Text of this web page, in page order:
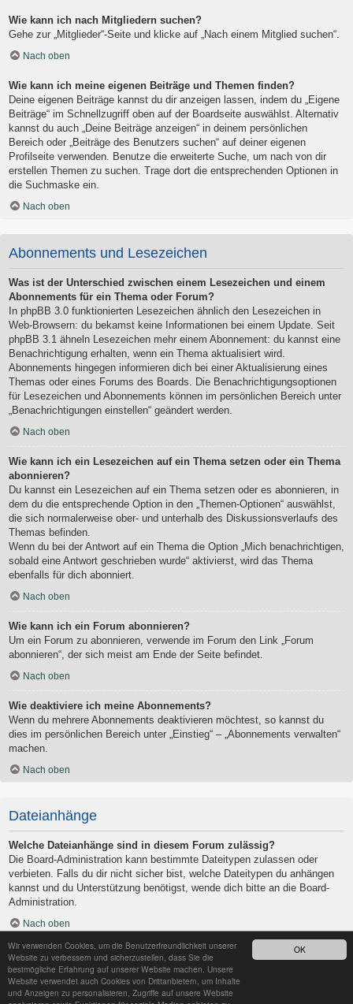
OK
Wir verwenden Cookies, um die Benutzerfreundlichkeit unserer
Website zu verbessern und sicherzustellen, dass Sie die
bestmögliche Erfahrung auf unserer Website machen. Unsere
Website verwendet auch Cookies von Drittanbietern, um Inhalte
und Anzeigen zu personalisieren, Zugriffe auf unsere Website
Wie kann ich nach Mitgliedern suchen?
Gehe zur „Mitglieder“-Seite und klicke auf „Nach einem Mitglied suchen“.
Nach oben
Wie kann ich meine eigenen Beiträge und Themen finden?
Deine eigenen Beiträge kannst du dir anzeigen lassen, indem du „Eigene
Beiträge“ im Schnellzugriff oben auf der Boardseite auswählst. Alternativ
kannst du auch „Deine Beiträge anzeigen“ in deinem persönlichen
Bereich oder „Beiträge des Benutzers suchen“ auf deiner eigenen
Profilseite verwenden. Benutze die erweiterte Suche, um nach von dir
erstellen Themen zu suchen. Trage dort die entsprechenden Optionen in
die Suchmaske ein.
Nach oben
Abonnements und Lesezeichen
Was ist der Unterschied zwischen einem Lesezeichen und einem
Abonnements für ein Thema oder Forum?
In phpBB 3.0 funktionierten Lesezeichen ähnlich den Lesezeichen in
Web-Browsern: du bekamst keine Informationen bei einem Update. Seit
phpBB 3.1 ähneln Lesezeichen mehr einem Abonnement: du kannst eine
Benachrichtigung erhalten, wenn ein Thema aktualisiert wird.
Abonnements hingegen informieren dich bei einer Aktualisierung eines
Themas oder eines Forums des Boards. Die Benachrichtigungsoptionen
für Lesezeichen und Abonnements können im persönlichen Bereich unter
„Benachrichtigungen einstellen“ geändert werden.
Nach oben
Wie kann ich ein Lesezeichen auf ein Thema setzen oder ein Thema
abonnieren?
Du kannst ein Lesezeichen auf ein Thema setzen oder es abonnieren, in
dem du die entsprechende Option in den „Themen-Optionen“ auswählst,
die sich normalerweise ober- und unterhalb des Diskussionsverlaufs des
Themas befinden.
Wenn du bei der Antwort auf ein Thema die Option „Mich benachrichtigen,
sobald eine Antwort geschrieben wurde“ aktivierst, wird das Thema
ebenfalls für dich abonniert.
Nach oben
Wie kann ich ein Forum abonnieren?
Um ein Forum zu abonnieren, verwende im Forum den Link „Forum
abonnieren“, der sich meist am Ende der Seite befindet.
Nach oben
Wie deaktiviere ich meine Abonnements?
Wenn du mehrere Abonnements deaktivieren möchtest, so kannst du
dies im persönlichen Bereich unter „Einstieg“ – „Abonnements verwalten“
machen.
Nach oben
Dateianhänge
Welche Dateianhänge sind in diesem Forum zulässig?
Die Board-Administration kann bestimmte Dateitypen zulassen oder
verbieten. Falls du dir nicht sicher bist, welche Dateitypen du anhängen
kannst und du Unterstützung benötigst, wende dich bitte an die Board-
Administration.
Nach oben
Kann ich eine Übersicht all meiner Dateianhänge erhalten?
Um eine Liste all deiner Dateianhänge zu erhalten, gehe in den
persönlichen Bereich. Dort findest du unter „Einstieg“ einen Punkt
„Dateianhänge verwalten“, über den du eine Liste deiner Dateianhänge